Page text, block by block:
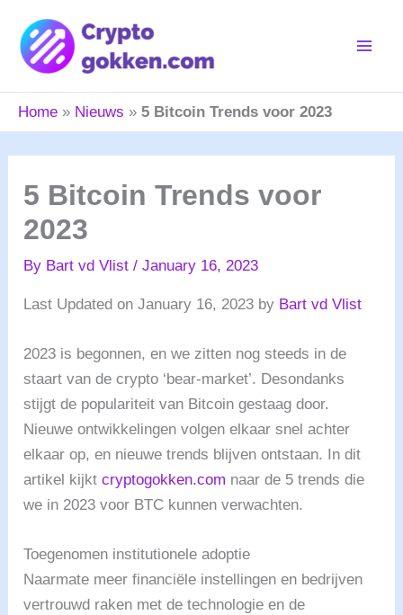
content
Home » Nieuws » 5 Bitcoin Trends voor 2023
5 Bitcoin Trends voor
2023
By Bart vd Vlist/January 16, 2023
Last Updated on January 16, 2023 by Bart vd Vlist
2023 is begonnen, en we zitten nog steeds in de
staart van de crypto ‘bear-market’. Desondanks
stijgt de populariteit van Bitcoin gestaag door.
Nieuwe ontwikkelingen volgen elkaar snel achter
elkaar op, en nieuwe trends blijven ontstaan. In dit
artikel kijktcryptogokken.com naar de 5 trends die
we in 2023 voor BTC kunnen verwachten.
Toegenomen institutionele adoptie
Naarmate meer financiële instellingen en bedrijven
vertrouwd raken met de technologie en de